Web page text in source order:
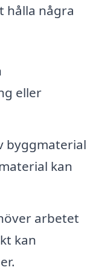
hålla några
eller
byggmaterial
kan
arbetet
kan